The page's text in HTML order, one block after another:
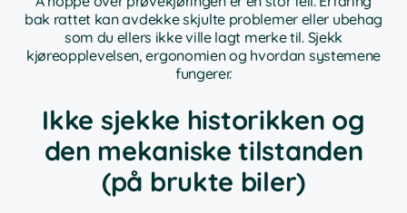
bak rattet kan avdekke skjulte problemer eller ubehag
som du ellers ikke ville lagt merke til. Sjekk
kjøreopplevelsen, ergonomien og hvordan systemene
fungerer.
Ikke sjekke historikken og
den mekaniske tilstanden
(på brukte biler)